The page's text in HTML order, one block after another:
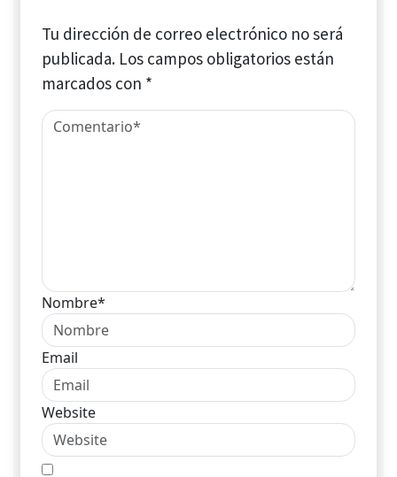
Tu dirección de correo electrónico no será
publicada. Los campos obligatorios están
marcados con *
Nombre*
Email
Website